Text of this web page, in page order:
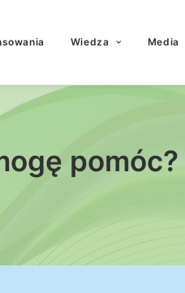
Wiedza Media
pomóc?